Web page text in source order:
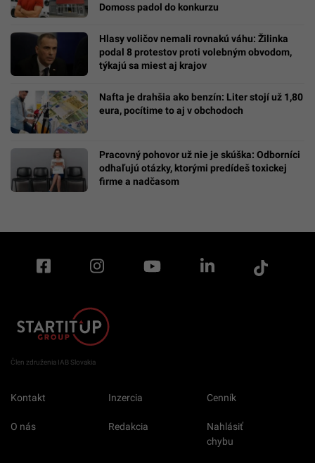
Domoss padol do konkurzu
Hlasy voličov nemali rovnakú váhu: Žilinka
podal 8 protestov proti volebným obvodom,
týkajú sa miest aj krajov
Nafta je drahšia ako benzín: Liter stojí už 1,80
eura, pocítime to aj v obchodoch
Pracovný pohovor už nie je skúška: Odborníci
odhaľujú otázky, ktorými predídeš toxickej
firme a nadčasom
Člen združenia IAB Slovakia
Kontakt Inzercia Cenník
O nás Redakcia
Nahlásiť
chybu